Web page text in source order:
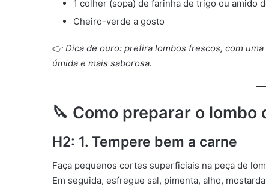
1 colher (sopa) de farinha de trigo ou amido
Cheiro-verde a gosto
👉 Dica de ouro: prefira lombos frescos, com
úmida e mais saborosa.
🔪 Como preparar o
H2: 1. Tempere bem a carne
Faça pequenos cortes superficiais na peça de
Em seguida, esfregue sal, pimenta, alho,